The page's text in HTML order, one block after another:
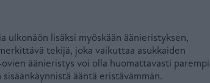
lisäksi myöskään äänieristyksen,
tekijä, joka vaikuttaa asukkaiden
äänieristys voi olla huomattavasti parempi
ääntä eristävämmän.